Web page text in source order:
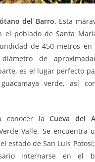
del Barro. Esta
el poblado de Santa
de 450 metros en
de
es el lugar perfecto
verde, así
conocer laCueva del
Valle. Se encuentra
estado de San Luis
internarse en el